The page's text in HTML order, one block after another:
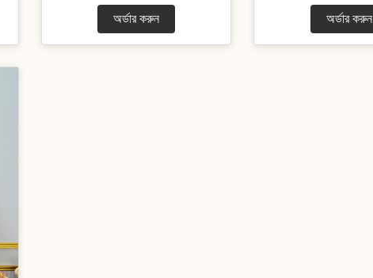
অর্ডার করুন অর্ডার করুন